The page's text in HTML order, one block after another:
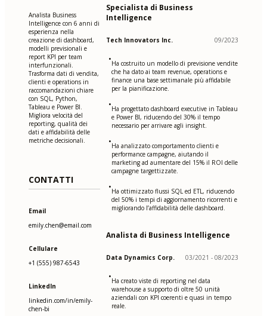
Analista Business
Intelligence con 6 anni di
esperienza nella
creazione di dashboard,
modelli previsionali e
report KPI per team
interfunzionali.
Trasforma dati di vendita,
clienti e operations in
raccomandazioni chiare
con SQL, Python,
Tableau e Power BI.
Migliora velocità del
reporting, qualità dei
dati e affidabilità delle
metriche decisionali.
CONTATTI
Email
emily.chen@email.com
Cellulare
+1 (555) 987-6543
LinkedIn
linkedin.com/in/emily-
chen-bi
Specialista di Business
Intelligence
Tech Innovators Inc. 09/2023
•Ha costruito un modello di previsione vendite
che ha dato ai team revenue, operations e
finance una base settimanale più affidabile
per la pianificazione.
•Ha progettato dashboard executive in Tableau
e Power BI, riducendo del 30% il tempo
necessario per arrivare agli insight.
•Ha analizzato comportamento clienti e
performance campagne, aiutando il
marketing ad aumentare del 15% il ROI delle
campagne targettizzate.
•Ha ottimizzato flussi SQL ed ETL, riducendo
del 50% i tempi di aggiornamento ricorrenti e
migliorando l’affidabilità delle dashboard.
Analista di Business Intelligence
Data Dynamics Corp. 03/2021 - 08/2023
•Ha creato viste di reporting nel data
warehouse a supporto di oltre 50 unità
aziendali con KPI coerenti e quasi in tempo
reale.